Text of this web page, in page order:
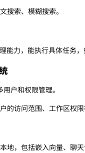
搜索、模糊搜索。
能力，能执行具体任务
户和权限管理。
的访问范围、工作区权限
地，包括嵌入向量、聊天